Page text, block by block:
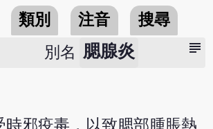
類別 注音 搜尋
subject
別名 腮腺炎
時邪疫毒，以致腮部腫脹熱